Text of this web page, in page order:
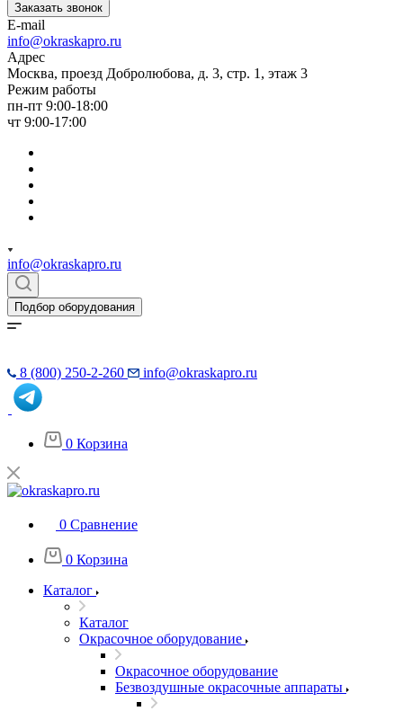
Заказать звонок
E-mail
info@okraskapro.ru
Адрес
Москва, проезд Добролюбова, д. 3, стр. 1, этаж 3
Режим работы
пн-пт 9:00-18:00
чт 9:00-17:00
info@okraskapro.ru
Подбор оборудования
8 (800) 250-2-260 info@okraskapro.ru
0 Корзина
0 Сравнение
0 Корзина
Каталог
Каталог
Окрасочное оборудование
Окрасочное оборудование
Безвоздушные окрасочные аппараты